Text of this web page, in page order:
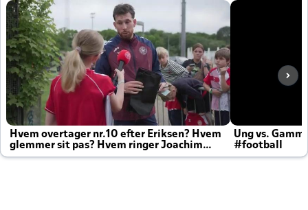
Hvem overtager nr.10 efter Eriksen? Hvem
glemmer sit pas? Hvem ringer Joachim
altid til efter kampe?
Ung vs.
#football